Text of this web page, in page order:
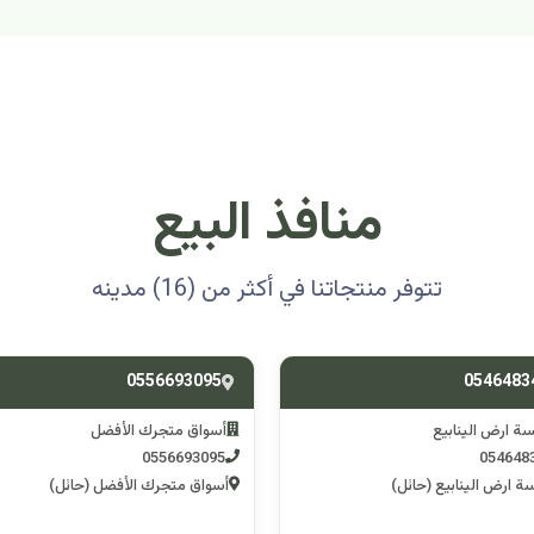
منافذ البيع
تتوفر منتجاتنا في أكثر من (16) مدينه
متجرك الأفضل
متجرك الأفضل (حائل)
0501314012
اسوق مكشات جو
0501314012
اسوق مكشات جو (الرصف)